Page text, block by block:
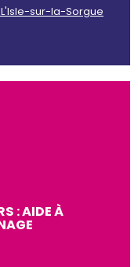
sur-la-Sorgue
: AIDE À